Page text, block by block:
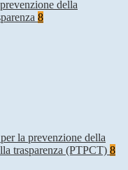
della
8
la prevenzione della
trasparenza (PTPCT) 8